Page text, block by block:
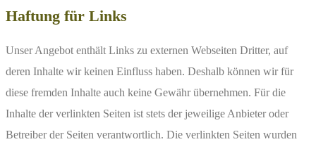
Haftung für Links
Unser Angebot enthält Links zu externen Webseiten Dritter, auf
deren Inhalte wir keinen Einfluss haben. Deshalb können wir für
diese fremden Inhalte auch keine Gewähr übernehmen. Für die
Inhalte der verlinkten Seiten ist stets der jeweilige Anbieter oder
Betreiber der Seiten verantwortlich. Die verlinkten Seiten wurden